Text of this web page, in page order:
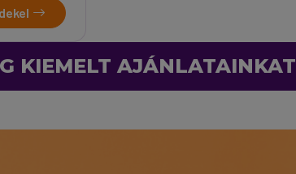
KIEMELT AJÁNLATAINKAT